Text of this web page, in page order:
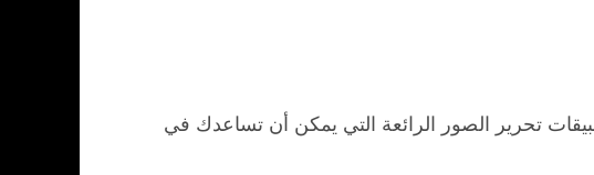
تحرير الصور الرائعة التي يمكن أن تساعدك في